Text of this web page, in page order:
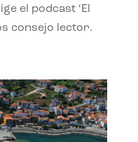
el podcast ‘El
consejo lector.